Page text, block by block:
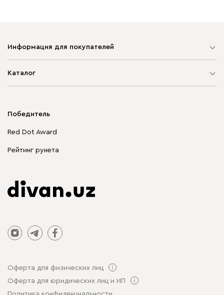
Информация для покупателей
Каталог
Корпусная мебель
Столы и стулья
Победитель
Red Dot Award
Рейтинг рунета
Оферта для физических лиц
Оферта для юридических лиц и ИП